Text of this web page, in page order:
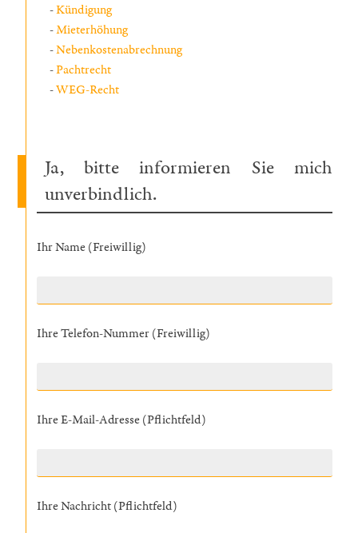
Kündigung
Mieterhöhung
Nebenkostenabrechnung
Pachtrecht
WEG-Recht
Ja, bitte informieren Sie mich
unverbindlich.
Ihr Name (Freiwillig)
Ihre Telefon-Nummer (Freiwillig)
Ihre E-Mail-Adresse (Pflichtfeld)
Ihre Nachricht (Pflichtfeld)